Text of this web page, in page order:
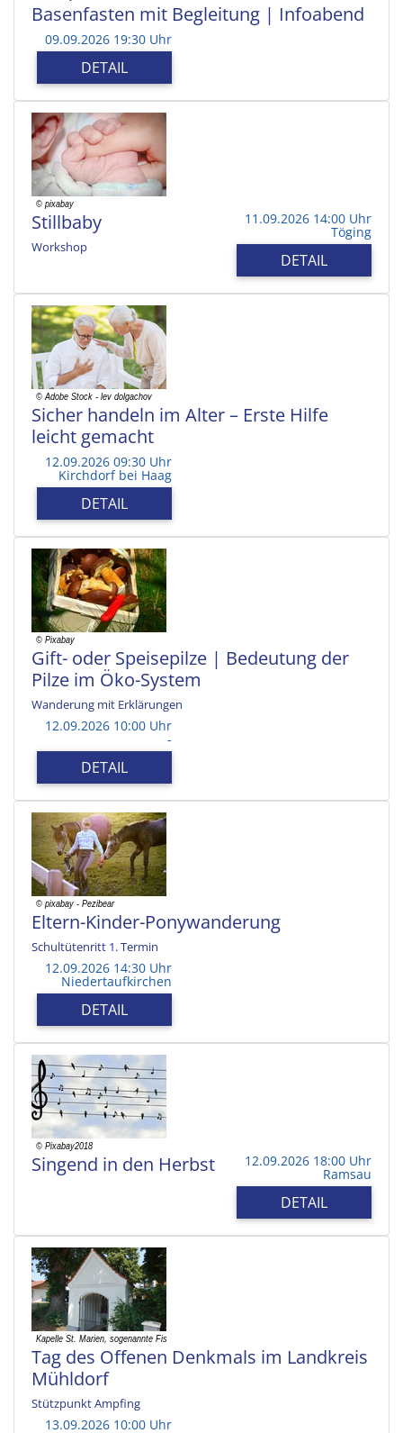
Basenfasten mit Begleitung | Infoabend
09.09.2026 19:30 Uhr
DETAIL
Stillbaby
Workshop
11.09.2026 14:00 Uhr
Töging
DETAIL
Sicher handeln im Alter – Erste Hilfe
leicht gemacht
12.09.2026 09:30 Uhr
Kirchdorf bei Haag
DETAIL
Gift- oder Speisepilze | Bedeutung der
Pilze im Öko-System
Wanderung mit Erklärungen
12.09.2026 10:00 Uhr
-
DETAIL
Eltern-Kinder-Ponywanderung
Schultütenritt 1. Termin
12.09.2026 14:30 Uhr
Niedertaufkirchen
DETAIL
Singend in den Herbst 12.09.2026 18:00 Uhr
Ramsau
DETAIL
Tag des Offenen Denkmals im Landkreis
Mühldorf
Stützpunkt Ampfing
13.09.2026 10:00 Uhr